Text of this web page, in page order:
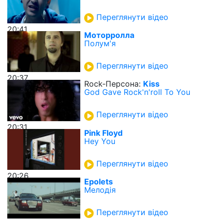
20:41
Переглянути відео
20:37
Моторролла
Полум'я
Переглянути відео
20:31
Rock-Персона: Kiss
God Gave Rock'n'roll To You
Переглянути відео
20:26
Pink Floyd
Hey You
Переглянути відео
Epolets
Мелодія
Переглянути відео